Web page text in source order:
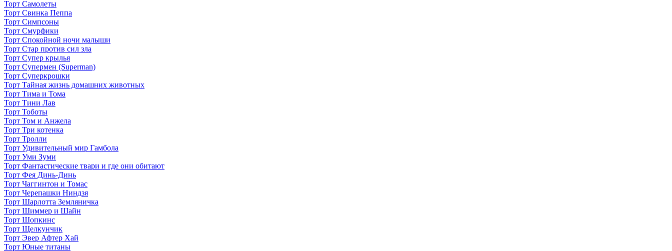
Торт Самолеты
Торт Свинка Пеппа
Торт Симпсоны
Торт Смурфики
Торт Спокойной ночи малыши
Торт Стар против сил зла
Торт Супер крылья
Торт Супермен (Superman)
Торт Суперкрошки
Торт Тайная жизнь домашних животных
Торт Тима и Тома
Торт Тини Лав
Торт Тоботы
Торт Том и Анжела
Торт Три котенка
Торт Тролли
Торт Удивительный мир Гамбола
Торт Уми Зуми
Торт Фантастические твари и где они обитают
Торт Фея Динь-Динь
Торт Чаггинтон и Томас
Торт Черепашки Ниндзя
Торт Шарлотта Земляничка
Торт Шиммер и Шайн
Торт Шопкинс
Торт Щелкунчик
Торт Эвер Афтер Хай
Торт Юные титаны